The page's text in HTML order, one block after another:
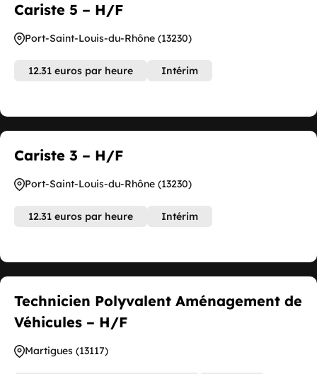
Cariste 5 – H/F
Port-Saint-Louis-du-Rhône (13230)
12.31 euros par heure Intérim
Cariste 3 – H/F
Port-Saint-Louis-du-Rhône (13230)
12.31 euros par heure Intérim
Technicien Polyvalent Aménagement de
Véhicules – H/F
Martigues (13117)